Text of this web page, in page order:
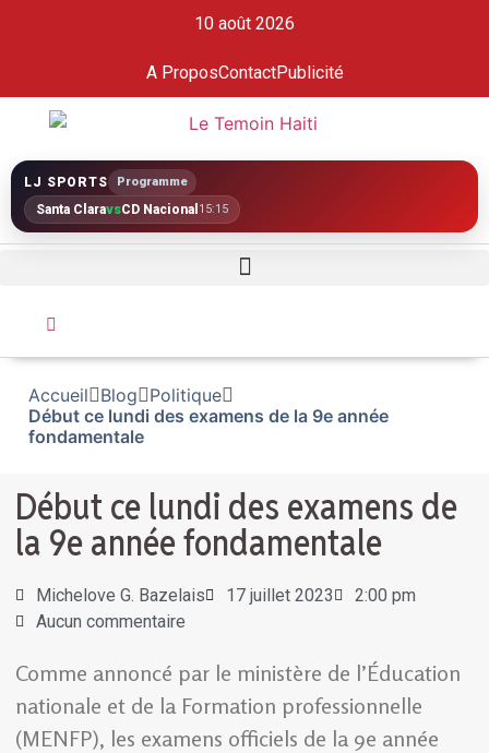
10 août 2026
A ProposContactPublicité
LJ SPORTS Programme
Santa ClaravsCD Nacional 15:15
Accueil Blog
Politique
Début ce lundi des examens de la 9e année
fondamentale
Début ce lundi des examens de
la 9e année fondamentale
Michelove G. Bazelais 17 juillet 2023
2:00 pm
Aucun commentaire
Comme annoncé par le ministère de l’Éducation
nationale et de la Formation professionnelle
(MENFP), les examens officiels de la 9e année